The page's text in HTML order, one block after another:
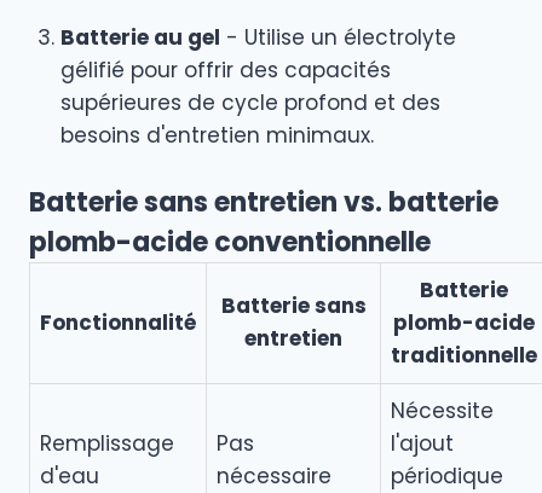
Batterie au gel - Utilise un électrolyte
gélifié pour offrir des capacités
supérieures de cycle profond et des
besoins d'entretien minimaux.
Batterie sans entretien vs. batterie
plomb-acide conventionnelle
Fonctionnalité
Batterie sans
entretien
Batterie
plomb-acide
traditionnelle
Remplissage
d'eau
Pas
nécessaire
Nécessite
l'ajout
périodique